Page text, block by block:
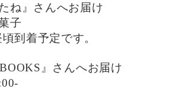
ね』さんへお届け
子
到着予定です。
』さんへお届け